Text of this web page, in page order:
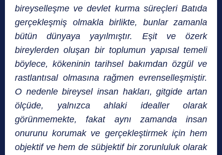
bireyselleşme ve devlet kurma süreçleri Batıda
gerçekleşmiş olmakla birlikte, bunlar zamanla
bütün dünyaya yayılmıştır. Eşit ve özerk
bireylerden oluşan bir toplumun yapısal temeli
böylece, kökeninin tarihsel bakımdan özgül ve
rastlantısal olma­sına rağmen evrenselleşmiştir.
O nedenle bireysel insan hakları, gitgide artan
ölçüde, yalnızca ahlaki idealler olarak
görünmemekte, fakat aynı zamanda insan
onurunu korumak ve gerçekleştirmek için hem
objektif ve hem de sübjektif bir zorunluluk olarak